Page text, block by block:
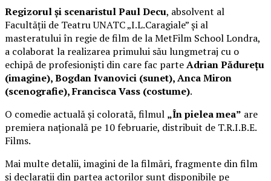
Regizorul și scenaristul Paul Decu, absolvent al
Facultății de Teatru UNATC „I.L.Caragiale” și al
masteratului în regie de film de la MetFilm School Londra,
a colaborat la realizarea primului său lungmetraj cu o
echipă de profesioniști din care fac parteAdrian Pădurețu
(imagine), Bogdan Ivanovici (sunet), Anca Miron
(scenografie), Francisca Vass (costume).
O comedie actuală și colorată, filmul „În pielea mea” are
premiera națională pe 10 februarie, distribuit de T.R.I.B.E.
Films.
Mai multe detalii, imagini de la filmări, fragmente din film
și declarații din partea actorilor sunt disponibile pe